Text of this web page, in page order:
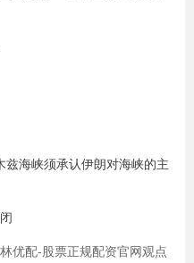
海峡须承认伊朗对海峡的主
优配-股票正规配资官网观点